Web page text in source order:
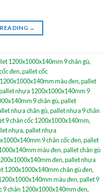
→
1200x1000x140mm 9 chân gù,
đen,pallet cốc
màu đen,pallet
nhựa 1200x1000x140mm 9
9 chân gù,pallet
nhựa chân gù,pallet nhựa 9 chân
9 chân cốc 1200x1000x140mm,
nhựa,pallet nhựa
9 chân cốc đen,pallet
màu đen,pallet chân gù
đen,pallet nhựa
1200x1000x140mm chân gù đen,
màu đen,pallet 9
9 chân 1200x1000x140mm đen,